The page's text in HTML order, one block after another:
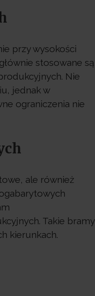
przy wysokości
stosowane są
Nie
jednak w
ograniczenia nie
ale również
Takie bramy
kierunkach.